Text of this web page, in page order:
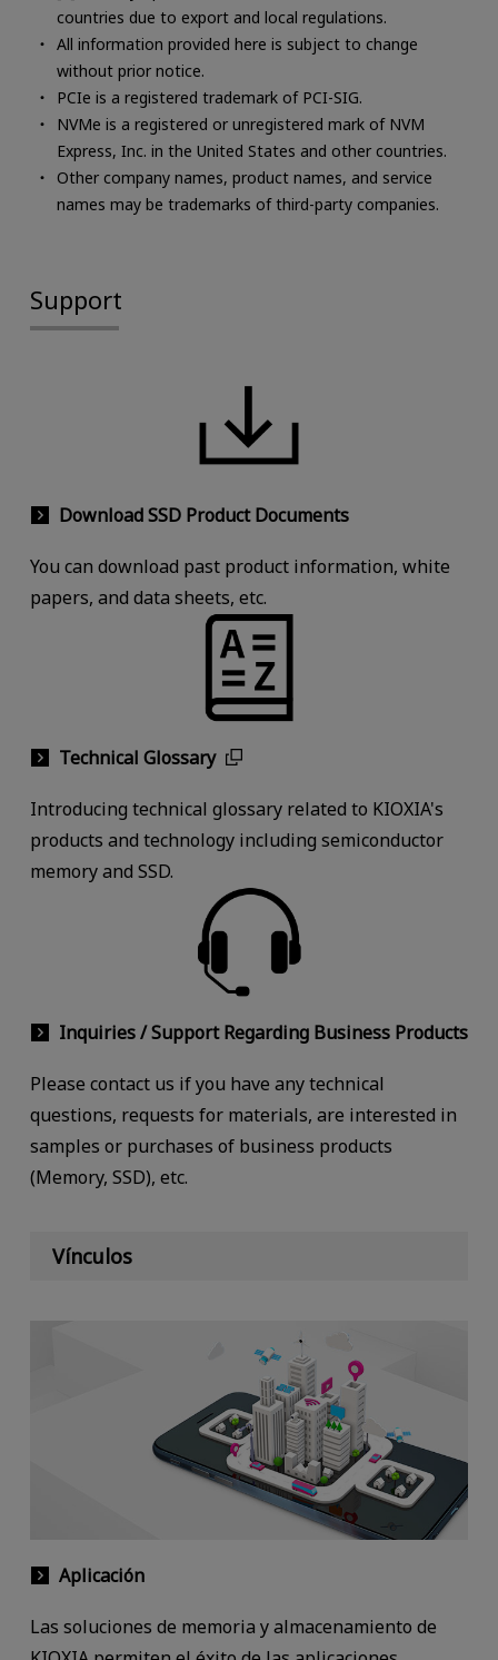
countries due to export and local regulations.
All information provided here is subject to change
without prior notice.
PCIe is a registered trademark of PCI-SIG.
NVMe is a registered or unregistered mark of NVM
Express, Inc. in the United States and other countries.
Other company names, product names, and service
names may be trademarks of third-party companies.
Support
Download SSD Product Documents
You can download past product information, white
papers, and data sheets, etc.
Technical Glossary
Introducing technical glossary related to KIOXIA's
products and technology including semiconductor
memory and SSD.
Inquiries / Support Regarding Business Products
Please contact us if you have any technical
questions, requests for materials, are interested in
samples or purchases of business products
(Memory, SSD), etc.
Vínculos
Aplicación
Las soluciones de memoria y almacenamiento de